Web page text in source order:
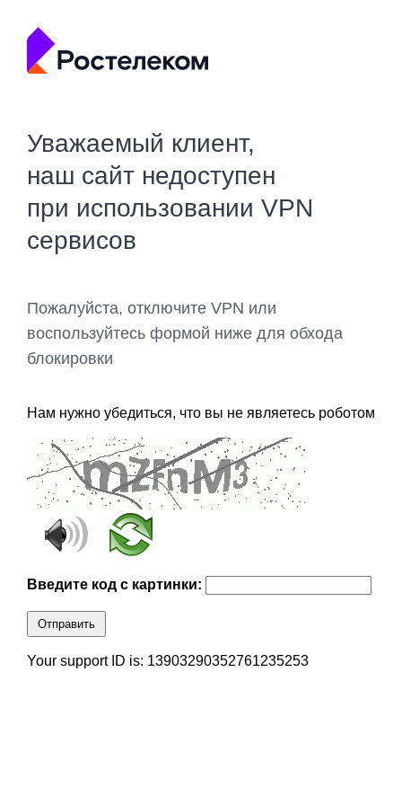
Уважаемый клиент,
наш сайт недоступен
при использовании VPN
сервисов
Пожалуйста, отключите VPN или
воспользуйтесь формой ниже для обхода
блокировки
Нам нужно убедиться, что вы не являетесь роботом
Введите код с картинки:
Отправить
Your support ID is: 13903290352761235253